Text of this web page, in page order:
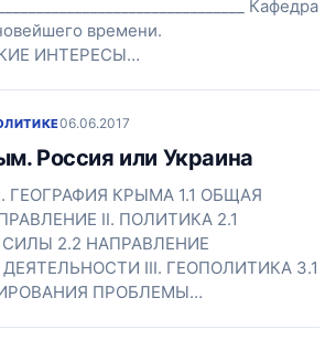
Кафедра
времени.
ИНТЕРЕСЫ…
06.06.2017
Россия или Украина
ГЕОГРАФИЯ КРЫМА 1.1 ОБЩАЯ
II. ПОЛИТИКА 2.1
2.2 НАПРАВЛЕНИЕ
III. ГЕОПОЛИТИКА 3.1
ПРОБЛЕМЫ…